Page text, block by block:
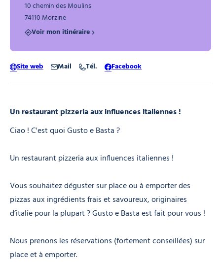
Un restaurant pizzeria aux influences italiennes !
Ciao ! C'est quoi Gusto e Basta ?
Un restaurant pizzeria aux influences italiennes !
Vous souhaitez déguster sur place ou à emporter des
pizzas aux ingrédients frais et savoureux, originaires
d’italie pour la plupart ? Gusto e Basta est fait pour vous !
Nous prenons les réservations (fortement conseillées) sur
place et à emporter.
10 chemin des Moulins
74110 Morzine
Voir mon itinéraire
Site web Mail Tél. Facebook